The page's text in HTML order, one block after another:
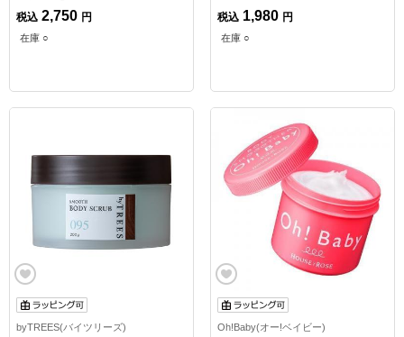
税込 2,750 円
在庫 ○
税込 1,980 円
在庫 ○
byTREES(バイツリーズ) Oh!Baby(オー!ベイビー)